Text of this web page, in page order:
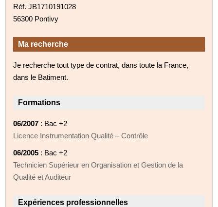
Réf. JB1710191028
56300 Pontivy
Ma recherche
Je recherche tout type de contrat, dans toute la France,
dans le Batiment.
Formations
06/2007 : Bac +2
Licence Instrumentation Qualité – Contrôle
06/2005 : Bac +2
Technicien Supérieur en Organisation et Gestion de la
Qualité et Auditeur
Expériences professionnelles